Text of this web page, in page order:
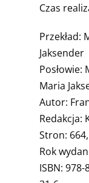
Czas
Przekład:
Jaksender
Posłowie:
Maria
Autor:
Redakcja:
Stron:
Rok
ISBN: